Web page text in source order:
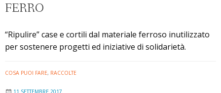
FERRO
“Ripulire” case e cortili dal materiale ferroso inutilizzato
per sostenere progetti ed iniziative di solidarietà.
COSA PUOI FARE, RACCOLTE
11 SETTEMBRE 2017